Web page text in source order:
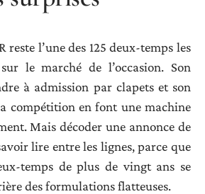
reste l’une des 125 deux-temps les
le marché de l’occasion. Son
à admission par clapets et son
compétition en font une machine
Mais décoder une annonce de
lire entre les lignes, parce que
temps de plus de vingt ans se
des formulations flatteuses.